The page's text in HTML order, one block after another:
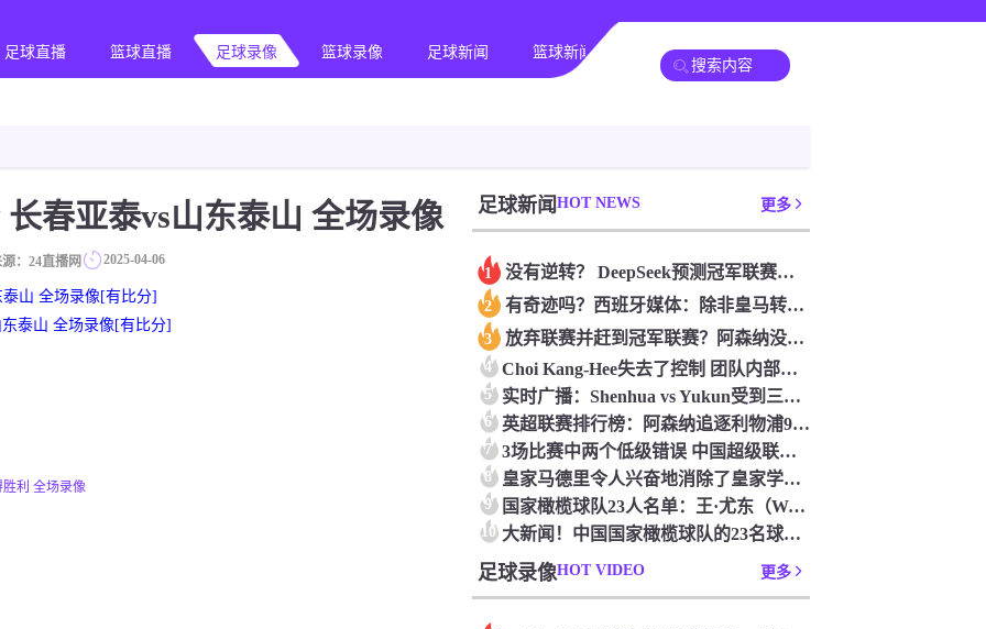
足球直播 篮球直播 足球录像 篮球录像 足球新闻 篮球新闻
长春亚泰vs山东泰山 全场录像
：24直播网 2025-04-06
山 全场录像[有比分]
泰山 全场录像[有比分]
胜利 全场录像
足球新闻 HOT NEWS 更多
1 没有逆转？ DeepSeek预测冠军联赛的第二回合：4支球队在第一回合中获胜 枪手输了
2 有奇迹吗？西班牙媒体：除非皇马转过身赢得西甲或欧洲冠军
3 放弃联赛并赶到冠军联赛？阿森纳没有希望赢得英超杯 赢得欧洲冠军的可能性
4 Choi Kang-Hee失去了控制 团队内部的冲突很突出 只有一个人可以从水火中拯救崔孔
5 实时广播：Shenhua vs Yukun受到三项有争议的惩罚 Yukun将向中国足球联合会提出投诉
6 英超联赛排行榜：阿森纳追逐利物浦9分 曼联连续三件坏事
7 3场比赛中两个低级错误 中国超级联赛的前守门员很老 是时候让位了 最好的继任者出现
8 皇家马德里令人兴奋地消除了皇家学会 安彭负责造成巨大的灾难！
9 国家橄榄球队23人名单：王·尤东（Wang Yudong）首次被选为第11名 塞吉尼奥（Serginho）在名单上
10 大新闻！中国国家橄榄球队的23名球员被确认是第一次进入阵容
足球录像HOT VIDEO 更多